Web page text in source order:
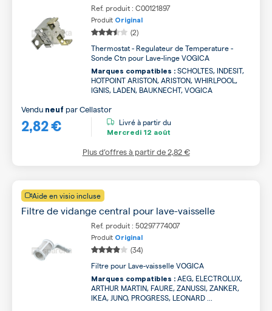
Ref. produit : C00121897
Produit Original
(2)
Thermostat - Regulateur de Temperature -
Sonde Ctn pour Lave-linge VOGICA
Marques compatibles : SCHOLTES, INDESIT,
HOTPOINT ARISTON, ARISTON, WHIRLPOOL,
IGNIS, LADEN, BAUKNECHT, VOGICA
2,82 €
Vendu neuf parCellastor
Livré à partir du
Mercredi 12 août
Plus d’offres à partir de2,82 €
Aide en visio incluse
Filtre de vidange central pour lave-vaisselle
Ref. produit : 50297774007
Produit Original
(34)
Filtre pour Lave-vaisselle VOGICA
Marques compatibles : AEG, ELECTROLUX,
ARTHUR MARTIN, FAURE, ZANUSSI, ZANKER,
IKEA, JUNO, PROGRESS, LEONARD ...